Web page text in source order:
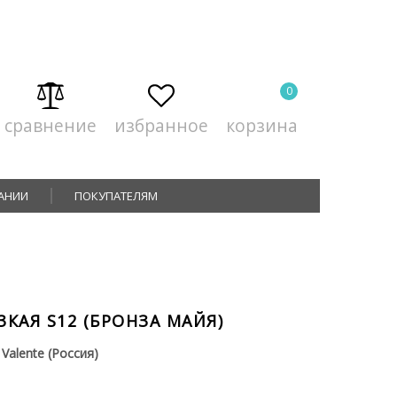
сравнение избранное корзина
0
ПОКУПАТЕЛЯМ
S12 (БРОНЗА МАЙЯ)
Valente (Россия)